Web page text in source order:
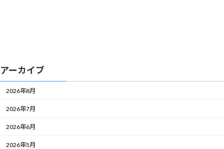
アーカイブ
2026年8月
2026年7月
2026年6月
2026年5月